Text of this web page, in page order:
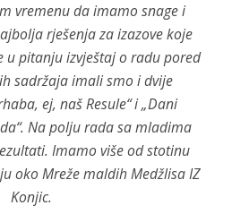
vremenu da imamo snage i
rješenja za izazove koje
u pitanju izvještaj o radu pored
sadržaja imali smo i dvije
ej, naš Resule“ i „Dani
Na polju rada sa mladima
Imamo više od stotinu
oko Mreže maldih Medžlisa IZ
Konjic.